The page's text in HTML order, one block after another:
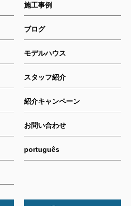
施工事例
ブログ
モデルハウス
スタッフ紹介
紹介キャンペーン
お問い合わせ
português